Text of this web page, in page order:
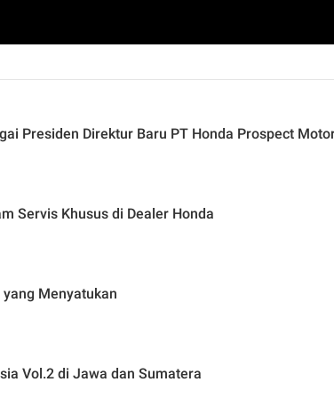
Masanao Kataoka Resmi Gantikan Shugo Watanabe Sebagai Presiden Direktur Baru PT Honda Prospect
Servis Khusus di Dealer Honda
Menyatukan
Vol.2 di Jawa dan Sumatera